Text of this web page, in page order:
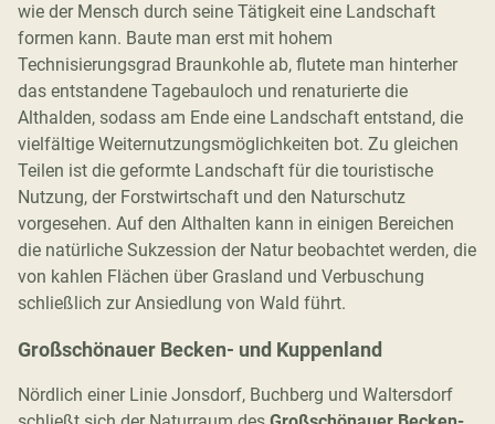
wie der Mensch durch seine Tätigkeit eine Landschaft
formen kann. Baute man erst mit hohem
Technisierungsgrad Braunkohle ab, flutete man hinterher
das entstandene Tagebauloch und renaturierte die
Althalden, sodass am Ende eine Landschaft entstand, die
vielfältige Weiternutzungsmöglichkeiten bot. Zu gleichen
Teilen ist die geformte Landschaft für die touristische
Nutzung, der Forstwirtschaft und den Naturschutz
vorgesehen. Auf den Althalten kann in einigen Bereichen
die natürliche Sukzession der Natur beobachtet werden, die
von kahlen Flächen über Grasland und Verbuschung
schließlich zur Ansiedlung von Wald führt.
Großschönauer Becken- und Kuppenland
Nördlich einer Linie Jonsdorf, Buchberg und Waltersdorf